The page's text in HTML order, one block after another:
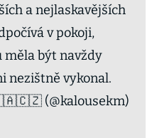
a nejlaskavějších
v pokoji,
měla být navždy
nezištně vykonal.
(@kalousekm)